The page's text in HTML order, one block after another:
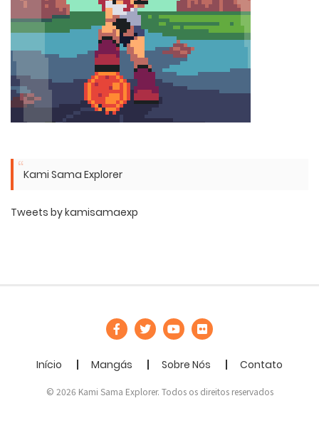
Kami Sama Explorer
Tweets by kamisamaexp
Início Mangás Sobre Nós Contato
© 2026 Kami Sama Explorer. Todos os direitos reservados